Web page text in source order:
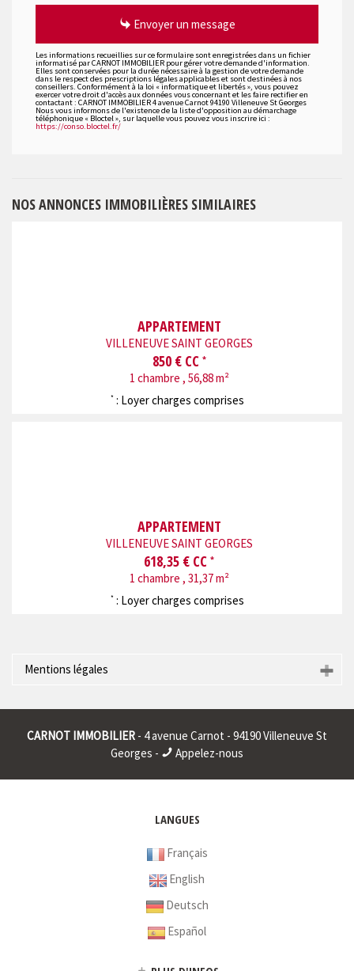
Envoyer un message
Les informations recueillies sur ce formulaire sont enregistrées dans un fichier
informatisé par CARNOT IMMOBILIER pour gérer votre demande d'information.
Elles sont conservées pour la durée nécessaire à la gestion de votre demande
dans le respect des prescriptions légales applicables et sont destinées à nos
conseillers. Conformément à la loi « informatique et libertés », vous pouvez
exercer votre droit d'accès aux données vous concernant et les faire rectifier en
contactant : CARNOT IMMOBILIER 4 avenue Carnot 94190 Villeneuve St Georges
Nous vous informons de l'existence de la liste d'opposition au démarchage
téléphonique « Bloctel », sur laquelle vous pouvez vous inscrire ici :
https://conso.bloctel.fr/
NOS ANNONCES IMMOBILIÈRES SIMILAIRES
APPARTEMENT
VILLENEUVE SAINT GEORGES
850 € CC *
1 chambre , 56,88 m²
* : Loyer charges comprises
APPARTEMENT
VILLENEUVE SAINT GEORGES
618,35 € CC *
1 chambre , 31,37 m²
* : Loyer charges comprises
Mentions légales
Intracommunautaire : * |
CARNOT IMMOBILIER - 4 avenue Carnot - 94190 Villeneuve St
Georges -
Appelez-nous
LANGUES
Français
English
Deutsch
Español